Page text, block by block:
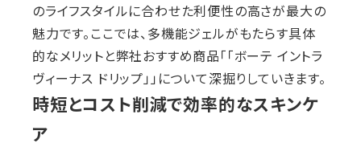
のライフスタイルに合わせた利便性の高さが最大の
魅力です。ここでは、多機能ジェルがもたらす具体
的なメリットと弊社おすすめ商品「「ボーテ イントラ
ヴィーナス ドリップ」」について深掘りしていきます。
時短とコスト削減で効率的なスキンケ
ア